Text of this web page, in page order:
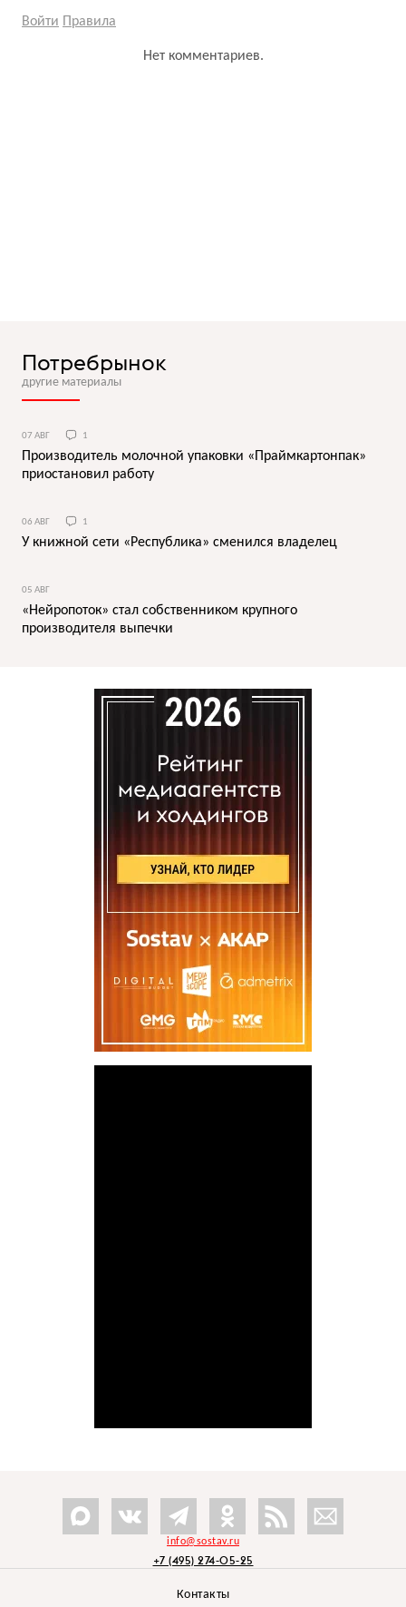
Войти Правила
Нет комментариев.
Потребрынок
другие материалы
07 АВГ 1
Производитель молочной упаковки «Праймкартонпак»
приостановил работу
06 АВГ 1
У книжной сети «Республика» сменился владелец
05 АВГ
«Нейропоток» стал собственником крупного
производителя выпечки
info@sostav.ru
+7 (495) 274-05-25
Контакты